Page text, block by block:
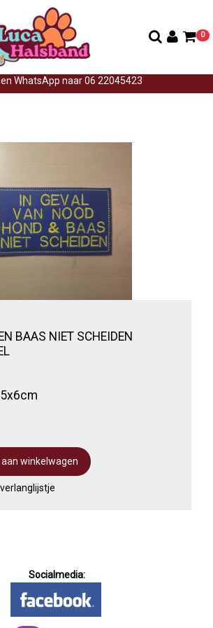
3 tot 14 werkdagen
(NL) vanaf €99,-
WhatsApp naar 06 22045423
0
BAAS NIET SCHEIDEN
Socialmedia: